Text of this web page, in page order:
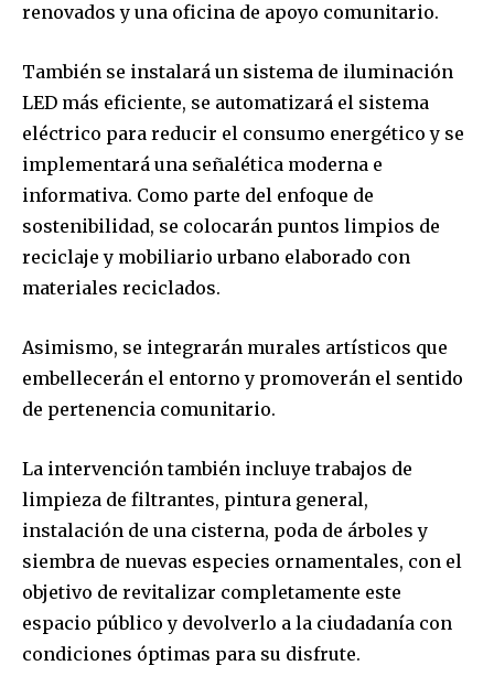
renovados y una oficina de apoyo comunitario.
También se instalará un sistema de iluminación
LED más eficiente, se automatizará el sistema
eléctrico para reducir el consumo energético y se
implementará una señalética moderna e
informativa. Como parte del enfoque de
sostenibilidad, se colocarán puntos limpios de
reciclaje y mobiliario urbano elaborado con
materiales reciclados.
Asimismo, se integrarán murales artísticos que
embellecerán el entorno y promoverán el sentido
de pertenencia comunitario.
La intervención también incluye trabajos de
limpieza de filtrantes, pintura general,
instalación de una cisterna, poda de árboles y
siembra de nuevas especies ornamentales, con el
objetivo de revitalizar completamente este
espacio público y devolverlo a la ciudadanía con
condiciones óptimas para su disfrute.